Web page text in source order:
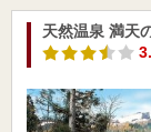
天然温泉 満天